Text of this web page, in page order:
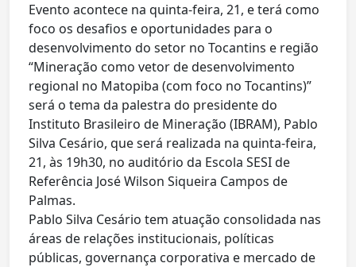
Evento acontece na quinta-feira, 21, e terá como
foco os desafios e oportunidades para o
desenvolvimento do setor no Tocantins e região
“Mineração como vetor de desenvolvimento
regional no Matopiba (com foco no Tocantins)”
será o tema da palestra do presidente do
Instituto Brasileiro de Mineração (IBRAM), Pablo
Silva Cesário, que será realizada na quinta-feira,
21, às 19h30, no auditório da Escola SESI de
Referência José Wilson Siqueira Campos de
Palmas.
Pablo Silva Cesário tem atuação consolidada nas
áreas de relações institucionais, políticas
públicas, governança corporativa e mercado de